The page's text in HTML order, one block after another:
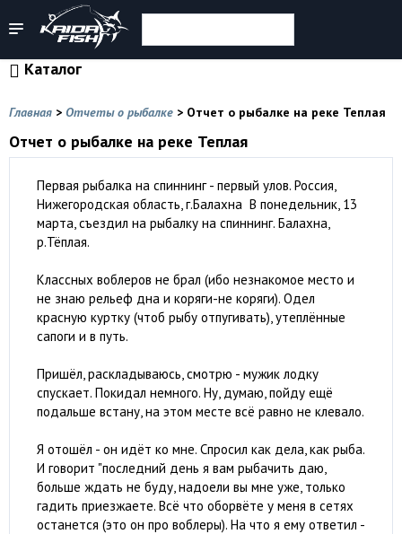
Каталог
Главная > Отчеты о рыбалке > Отчет о рыбалке на реке Теплая
Отчет о рыбалке на реке Теплая
Первая рыбалка на спиннинг - первый улов. Россия,
Нижегородская область, г.Балахна В понедельник, 13
марта, съездил на рыбалку на спиннинг. Балахна,
р.Тёплая.
Классных воблеров не брал (ибо незнакомое место и
не знаю рельеф дна и коряги-не коряги). Одел
красную куртку (чтоб рыбу отпугивать), утеплённые
сапоги и в путь.
Пришёл, раскладываюсь, смотрю - мужик лодку
спускает. Покидал немного. Ну, думаю, пойду ещё
подальше встану, на этом месте всё равно не клевало.
Я отошёл - он идёт ко мне. Спросил как дела, как рыба.
И говорит "последний день я вам рыбачить даю,
больше ждать не буду, надоели вы мне уже, только
гадить приезжаете. Всё что оборвёте у меня в сетях
останется (это он про воблеры). На что я ему ответил -